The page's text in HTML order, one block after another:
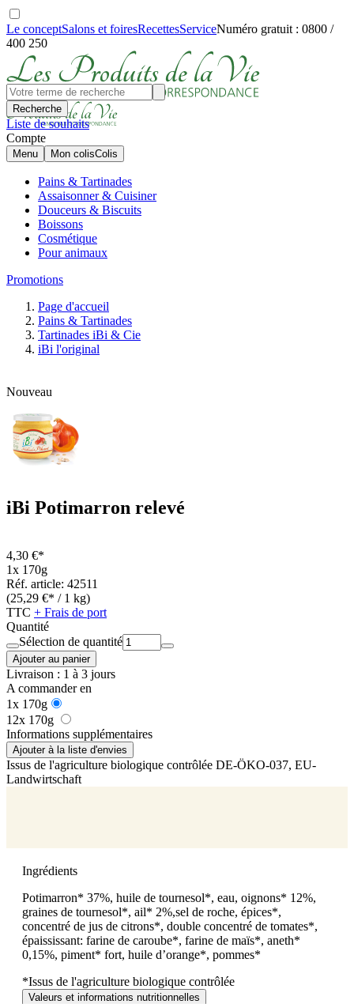
Le conceptSalons et foiresRecettesServiceNuméro gratuit : 0800 /
400 250
Recherche
Liste de souhaits
Compte
Menu Mon colisColis
Pains & Tartinades
Assaisonner & Cuisiner
Douceurs & Biscuits
Boissons
Cosmétique
Pour animaux
Promotions
Page d'accueil
Pains & Tartinades
Tartinades iBi & Cie
iBi l'original
Nouveau
iBi Potimarron relevé
4,30 €*
1x 170g
Réf. article: 42511
(25,29 €* / 1 kg)
TTC + Frais de port
Quantité
Sélection de quantité
Ajouter au panier
Livraison : 1 à 3 jours
A commander en
1x 170g
12x 170g
Informations supplémentaires
Ajouter à la liste d'envies
Issus de l'agriculture biologique contrôlée DE-ÖKO-037, EU-
Landwirtschaft
Ingrédients
Potimarron* 37%, huile de tournesol*, eau, oignons* 12%,
graines de tournesol*, ail* 2%,sel de roche, épices*,
concentré de jus de citrons*, double concentré de tomates*,
épaississant: farine de caroube*, farine de maïs*, aneth*
0,15%, piment* fort, huile d’orange*, pommes*
*Issus de l'agriculture biologique contrôlée
Valeurs et informations nutritionnelles